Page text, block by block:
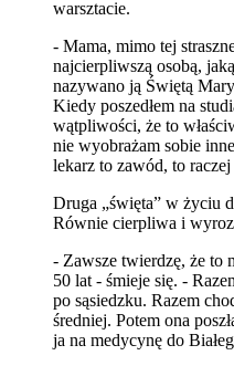
warsztacie.
- Mama, mimo tej
najcierpliwszą osobą,
nazywano ją Świętą
Kiedy poszedłem na
wątpliwości, że to
nie wyobrażam sobie
lekarz to zawód, to raczej
Druga „święta” w życiu
Równie cierpliwa i
- Zawsze twierdzę, że to
50 lat - śmieje się. -
po sąsiedzku. Razem
średniej. Potem ona
ja na medycynę do